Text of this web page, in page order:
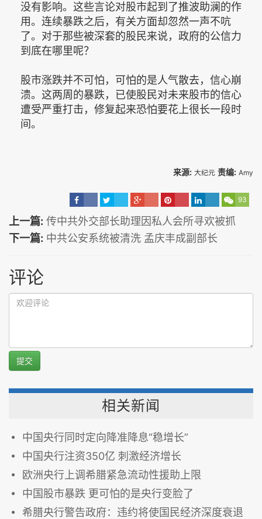
没有影响。这些言论对股市起到了推波助澜的作
用。连续暴跌之后，有关方面却忽然一声不吭
了。对于那些被深套的股民来说，政府的公信力
到底在哪里呢？
股市涨跌并不可怕，可怕的是人气散去，信心崩
溃。这两周的暴跌，已使股民对未来股市的信心
遭受严重打击，修复起来恐怕要花上很长一段时
间。
来源: 大纪元 责编: Amy
93
上一篇: 传中共外交部长助理因私人会所寻欢被抓
下一篇: 中共公安系统被清洗 孟庆丰成副部长
评论
提交
相关新闻
中国央行同时定向降准降息“稳增长”
中国央行注资350亿 刺激经济增长
欧洲央行上调希腊紧急流动性援助上限
中国股市暴跌 更可怕的是央行变脸了
希腊央行警告政府：违约将使国民经济深度衰退